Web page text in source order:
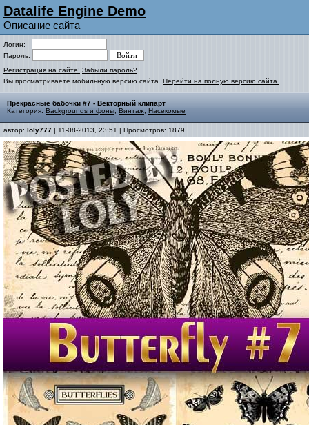
Datalife Engine Demo
Описание сайта
Логин:
Пароль:
Регистрация на сайте! Забыли пароль?
Вы просматриваете мобильную версию сайта. Перейти на полную версию сайта.
Прекрасные бабочки #7 - Векторный клипарт
Категория: Backgrounds и фоны Винтаж Насекомые
автор: loly777 | 11-08-2013, 23:51 | Просмотров: 1879